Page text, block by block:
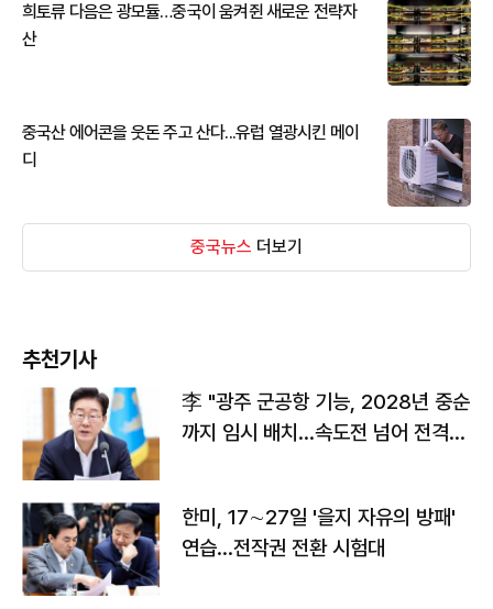
희토류 다음은 광모듈…중국이 움켜쥔 새로운 전략자
산
중국산 에어콘을 웃돈 주고 산다...유럽 열광시킨 메이
디
중국뉴스 더보기
추천기사
李 "광주 군공항 기능, 2028년 중순
까지 임시 배치…속도전 넘어 전격
한미, 17∼27일 '을지 자유의 방패'
연습…전작권 전환 시험대